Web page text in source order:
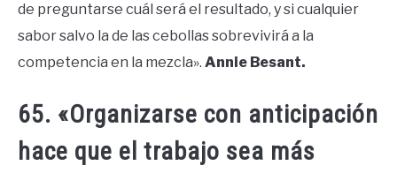
de preguntarse cuál será el resultado, y si cualquier
sabor salvo la de las cebollas sobrevivirá a la
competencia en la mezcla». Annie Besant.
65. «Organizarse con anticipación
hace que el trabajo sea más